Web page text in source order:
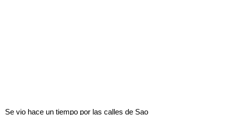
Se vio hace un tiempo por las calles de Sao